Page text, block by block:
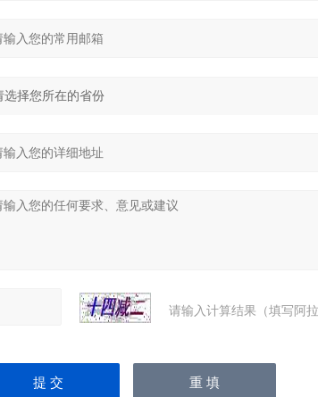
请输入计算结果（填写阿